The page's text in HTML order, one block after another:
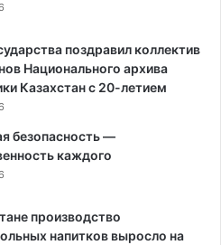
поздравил коллектив
Национального архива
Казахстан с 20-летием
безопасность —
каждого
производство
напитков выросло на